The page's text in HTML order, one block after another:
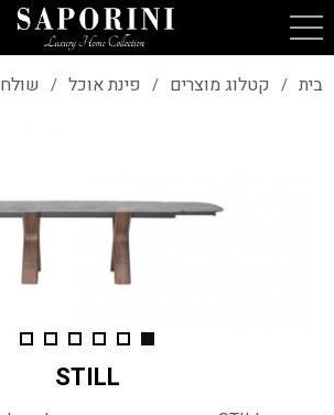
בית / קטלוג מוצרים / פינת אוכל /
STILL